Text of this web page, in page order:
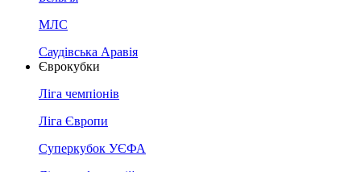
МЛС
Саудівська Аравія
Єврокубки
Ліга чемпіонів
Ліга Європи
Суперкубок УЄФА